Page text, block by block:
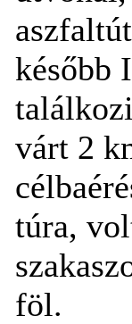
később
várt 2
túra,
föl.